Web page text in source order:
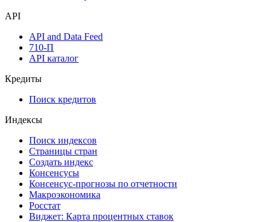
API
API and Data Feed
710-П
API каталог
Кредиты
Поиск кредитов
Индексы
Поиск индексов
Страницы стран
Создать индекс
Консенсусы
Консенсус-прогнозы по отчетности
Макроэкономика
Росстат
Виджет: Карта процентных ставок